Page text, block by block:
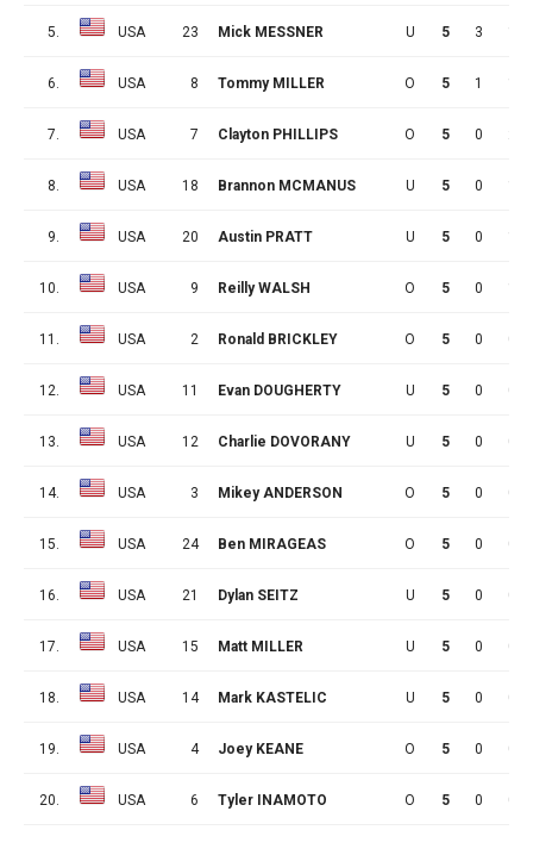
5. USA 23 Mick MESSNER U 5 3
6. USA 8 Tommy MILLER O 5 1
7. USA 7 Clayton PHILLIPS O 5 0 2
8. USA 18 Brannon MCMANUS U 5 0
9. USA 20 Austin PRATT U 5 0
10. USA 9 Reilly WALSH O 5 0
11. USA 2 Ronald BRICKLEY O 5 0 0
12. USA 11 Evan DOUGHERTY U 5 0 0
13. USA 12 Charlie DOVORANY U 5 0 0
14. USA 3 Mikey ANDERSON O 5 0 0
15. USA 24 Ben MIRAGEAS O 5 0 0
16. USA 21 Dylan SEITZ U 5 0 0
17. USA 15 Matt MILLER U 5 0 0
18. USA 14 Mark KASTELIC U 5 0 0
19. USA 4 Joey KEANE O 5 0 0
20. USA 6 Tyler INAMOTO O 5 0 0